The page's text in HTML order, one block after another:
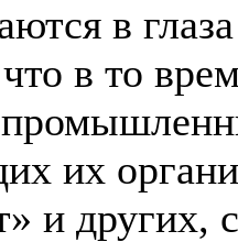
в
в то
их
и других,